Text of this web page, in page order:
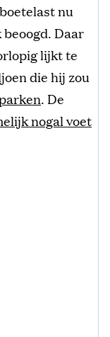
nu
Daar
lijkt te
die hij zou
. De
nogal voet